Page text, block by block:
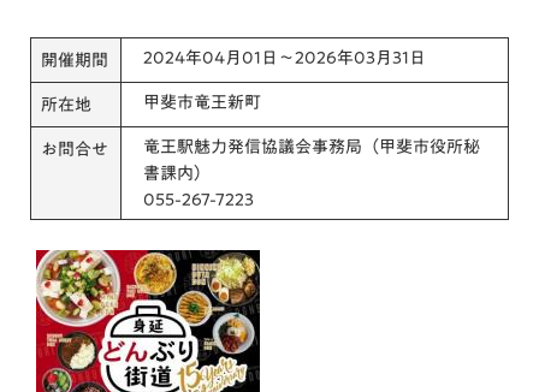
開催期間 2024年04月01日～2026年03月31日
所在地 甲斐市竜王新町
お問合せ
竜王駅魅力発信協議会事務局（甲斐市役所秘
書課内）
055-267-7223